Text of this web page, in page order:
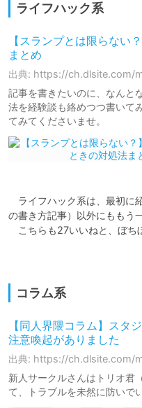
ライフハック系
【スランプとは限らない
まとめ
出典: https://ch.dlsite.com/
記事を書きたいのに、なんと
法を経験談も絡めつつ書いて
てみてくださいませ。
ライフハック系は、最初に
の書き方記事）以外にももう
こちらも27いいねと、ぼち
コラム系
【同人界隈コラム】スタ
注意喚起がありました
出典: https://ch.dlsite.com/
新人サークルさんはトリオ君
て、トラブルを未然に防いで